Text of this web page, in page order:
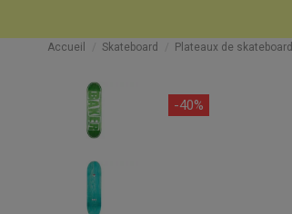
Accueil Skateboard Plateaux de skateboard
-40%